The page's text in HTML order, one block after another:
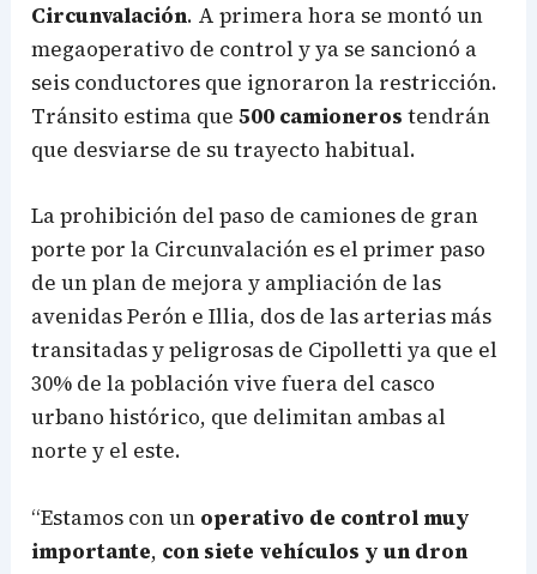
Circunvalación. A primera hora se montó un
megaoperativo de control y ya se sancionó a
seis conductores que ignoraron la restricción.
Tránsito estima que500 camioneros tendrán
que desviarse de su trayecto habitual.
La prohibición del paso de camiones de gran
porte por la Circunvalación es el primer paso
de un plan de mejora y ampliación de las
avenidas Perón e Illia, dos de las arterias más
transitadas y peligrosas de Cipolletti ya que el
30% de la población vive fuera del casco
urbano histórico, que delimitan ambas al
norte y el este.
“Estamos con un operativo de control muy
importante, con siete vehículos y un dron